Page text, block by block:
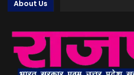
About Us